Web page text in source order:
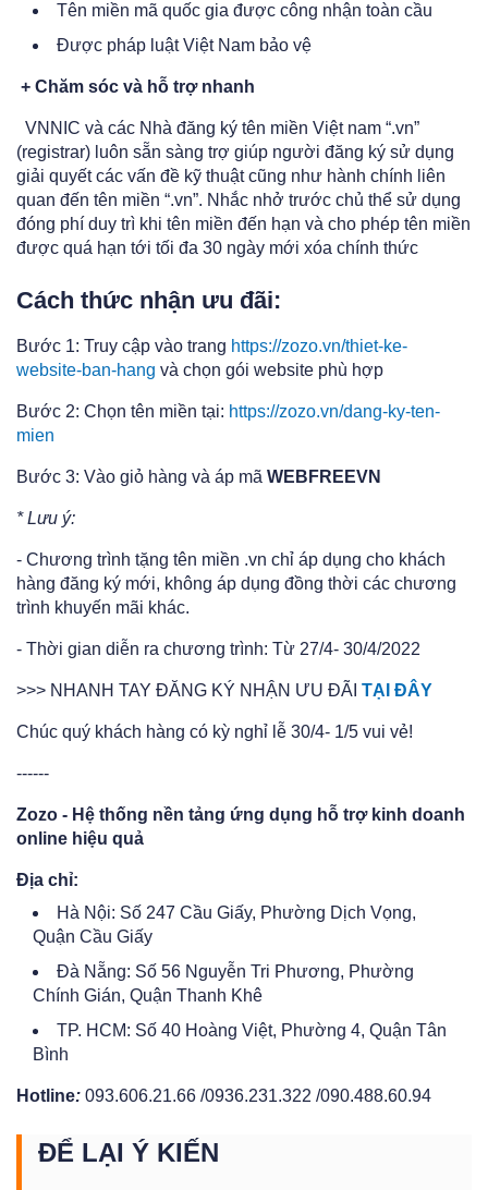
Tên miền mã quốc gia được công nhận toàn cầu
Được pháp luật Việt Nam bảo vệ
+ Chăm sóc và hỗ trợ nhanh
VNNIC và các Nhà đăng ký tên miền Việt nam “.vn”
(registrar) luôn sẵn sàng trợ giúp người đăng ký sử dụng
giải quyết các vấn đề kỹ thuật cũng như hành chính liên
quan đến tên miền “.vn”. Nhắc nhở trước chủ thể sử dụng
đóng phí duy trì khi tên miền đến hạn và cho phép tên miền
được quá hạn tới tối đa 30 ngày mới xóa chính thức
Cách thức nhận ưu đãi:
Bước 1: Truy cập vào trang https://zozo.vn/thiet-ke-
website-ban-hang và chọn gói website phù hợp
Bước 2: Chọn tên miền tại: https://zozo.vn/dang-ky-ten-
mien
Bước 3: Vào giỏ hàng và áp mã WEBFREEVN
* Lưu ý:
- Chương trình tặng tên miền .vn chỉ áp dụng cho khách
hàng đăng ký mới, không áp dụng đồng thời các chương
trình khuyến mãi khác.
- Thời gian diễn ra chương trình: Từ 27/4- 30/4/2022
>>> NHANH TAY ĐĂNG KÝ NHẬN ƯU ĐÃI TẠI ĐÂY
Chúc quý khách hàng có kỳ nghỉ lễ 30/4- 1/5 vui vẻ!
------
Zozo - Hệ thống nền tảng ứng dụng hỗ trợ kinh doanh
online hiệu quả
Địa chỉ:
Hà Nội: Số 247 Cầu Giấy, Phường Dịch Vọng,
Quận Cầu Giấy
Đà Nẵng: Số 56 Nguyễn Tri Phương, Phường
Chính Gián, Quận Thanh Khê
TP. HCM: Số 40 Hoàng Việt, Phường 4, Quận Tân
Bình
Hotline: 093.606.21.66 /0936.231.322 /090.488.60.94
ĐỂ LẠI Ý KIẾN